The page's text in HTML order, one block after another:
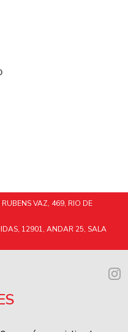
VAZ, 469, RIO DE
12901, ANDAR 25, SALA